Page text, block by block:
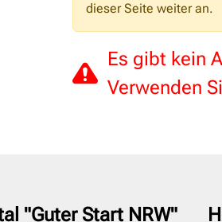
dieser Seite weiter an.
Es gibt kein
Verwenden
"Guter Start NRW"